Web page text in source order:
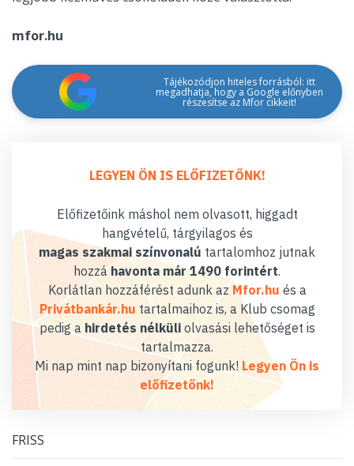
mfor.hu
Tájékozódjon hiteles forrásból: itt
megadhatja, hogy a Google előnyben
részesítse az Mfor cikkeit!
LEGYEN ÖN IS ELŐFIZETŐNK!
Előfizetőink máshol nem olvasott, higgadt
hangvételű, tárgyilagos és
magas szakmai színvonalú tartalomhoz jutnak
hozzáhavonta már 1490 forintért.
Korlátlan hozzáférést adunk az Mfor.hu és a
Privátbankár.hu tartalmaihoz is, a Klub csomag
pedig a hirdetés nélküliolvasási lehetőséget is
tartalmazza.
Mi nap mint nap bizonyítani fogunk! Legyen Ön is
előfizetőnk!
FRISS